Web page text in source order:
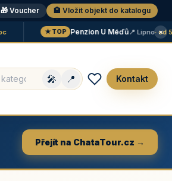
🎁 Voucher 🏨 Vložit objekt do katalogu
★ TOP Penzion U Méďů📍 Lipno· od 590
×
🎤 📍 Kontakt
Přejít na ChataTour.cz →